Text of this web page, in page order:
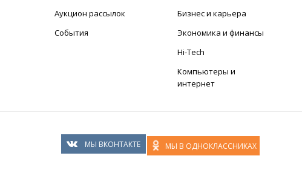
Аукцион рассылок
События
Бизнес и карьера
Экономика и финансы
Hi-Tech
Компьютеры и
интернет
МЫ ВКОНТАКТЕ МЫ В ОДНОКЛАССНИКАХ